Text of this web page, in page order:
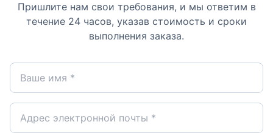
Пришлите нам свои требования, и мы ответим в
течение 24 часов, указав стоимость и сроки
выполнения заказа.